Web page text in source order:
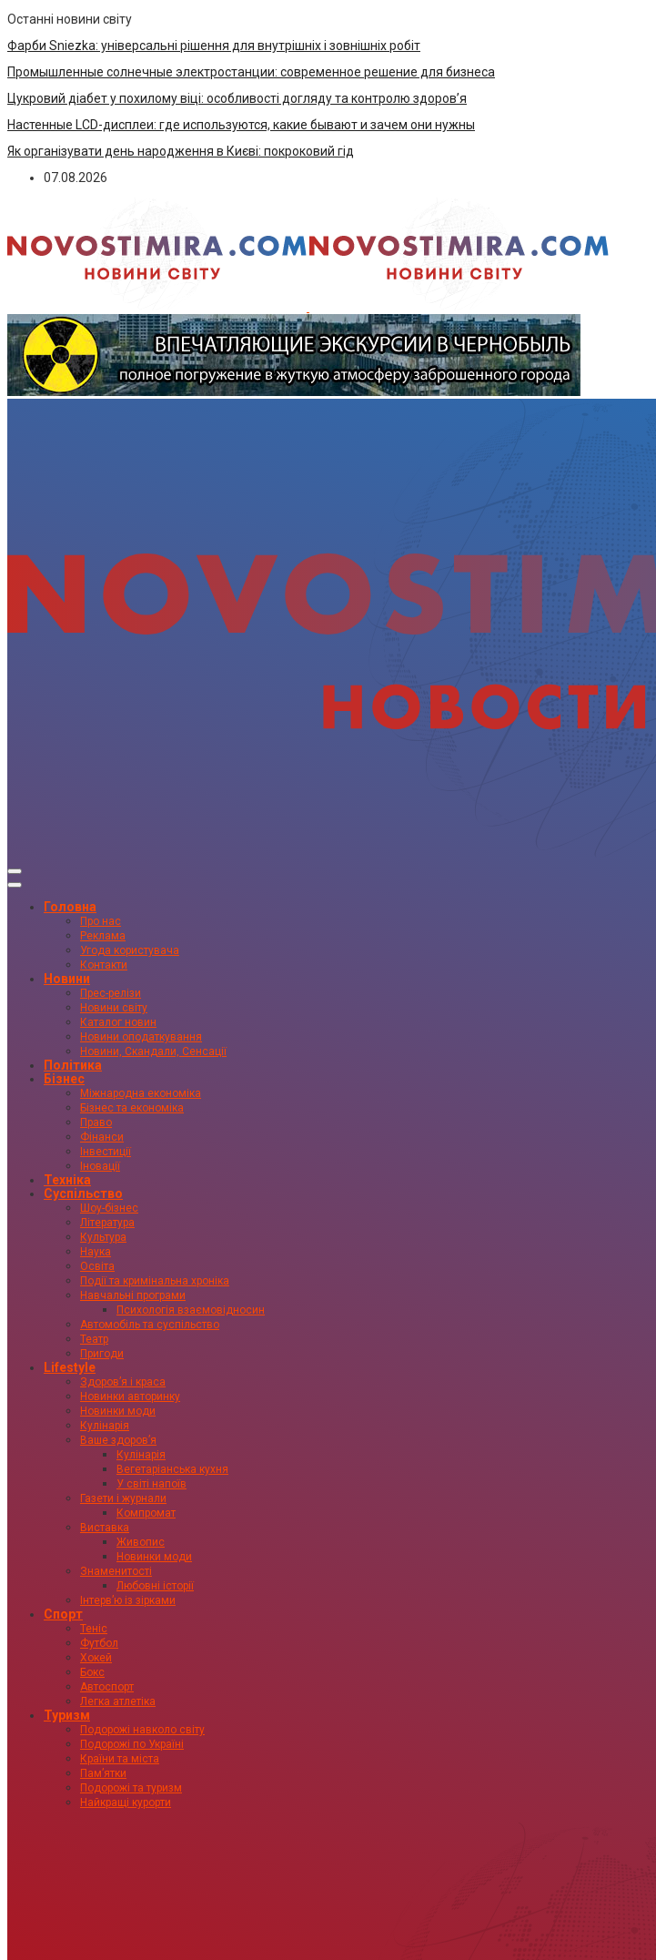
Останні новини світу
Фарби Sniezka: універсальні рішення для внутрішніх і зовнішніх робіт
Промышленные солнечные электростанции: современное решение для бизнеса
Цукровий діабет у похилому віці: особливості догляду та контролю здоров’я
Настенные LCD-дисплеи: где используются, какие бывают и зачем они нужны
Як організувати день народження в Києві: покроковий гід
07.08.2026
Головна
Про нас
Реклама
Угода користувача
Контакти
Новини
Прес-релізи
Новини світу
Каталог новин
Новини оподаткування
Новини, Скандали, Сенсації
Політика
Бізнес
Міжнародна економіка
Бізнес та економіка
Право
Фінанси
Інвестиції
Іновації
Техніка
Суспільство
Шоу-бізнес
Література
Культура
Наука
Освіта
Події та кримінальна хроніка
Навчальні програми
Психологія взаємовідносин
Автомобіль та суспільство
Театр
Пригоди
Lifestyle
Здоровʼя і краса
Новинки авторинку
Новинки моди
Кулінарія
Ваше здоровʼя
Кулінарія
Вегетаріанська кухня
У світі напоїв
Газети і журнали
Компромат
Виставка
Живопис
Новинки моди
Знаменитості
Любовні історії
Інтервʼю із зірками
Спорт
Теніс
Футбол
Хокей
Бокс
Автоспорт
Легка атлетіка
Туризм
Подорожі навколо світу
Подорожі по Україні
Країни та міста
Пам’ятки
Подорожі та туризм
Найкращі курорти